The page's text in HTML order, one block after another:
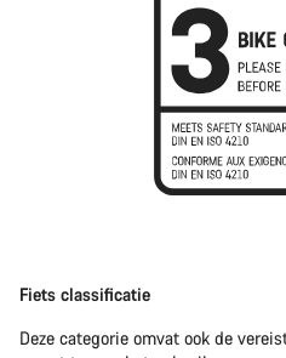
Fiets classificatie
Deze categorie omvat ook de